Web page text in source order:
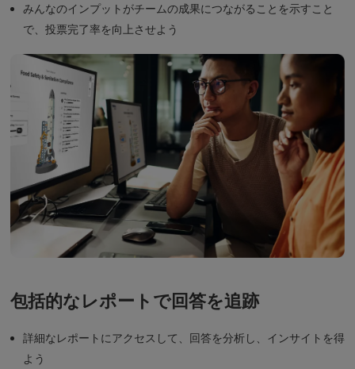
みんなのインプットがチームの成果につながることを示すこと
で、投票完了率を向上させよう
包括的なレポートで回答を追跡
詳細なレポートにアクセスして、回答を分析し、インサイトを得
よう